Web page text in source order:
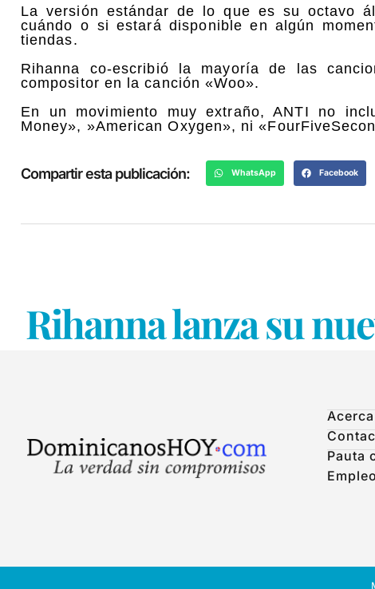
La versión estándar de lo que es su octavo
cuándo o si estará disponible en algún
tiendas.
Rihanna co-escribió la mayoría de las
compositor en la canción «Woo».
En un movimiento muy extraño, ANTI no
Money», »American Oxygen», ni
Compartir esta publicación: WhatsApp Facebook
Rihanna lanza su
Pauta
Empleo